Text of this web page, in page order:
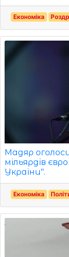
Економіка
Мадяр
мільярдів
України".
Економіка